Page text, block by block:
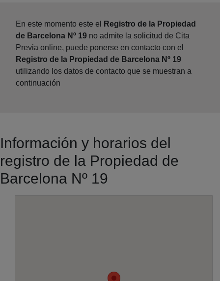
En este momento este el
Registro de la Propiedad
de Barcelona Nº 19 no admite la solicitud de Cita
Previa online, puede ponerse en contacto con el
Registro de la Propiedad de Barcelona Nº 19
utilizando los datos de contacto que se muestran a
continuación
Información y horarios del
registro de la Propiedad de
Barcelona Nº 19